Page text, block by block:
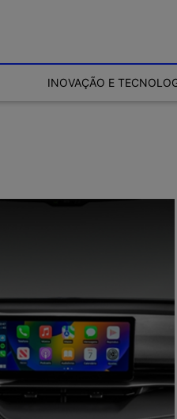
INOVAÇÃO E